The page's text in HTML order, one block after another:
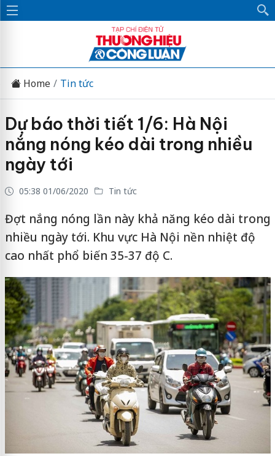
Home Tin tức
Dự báo thời tiết 1/6: Hà Nội
nắng nóng kéo dài trong nhiều
ngày tới
05:38 01/06/2020 Tin tức
Đợt nắng nóng lần này khả năng kéo dài trong
nhiều ngày tới. Khu vực Hà Nội nền nhiệt độ
cao nhất phổ biến 35-37 độ C.